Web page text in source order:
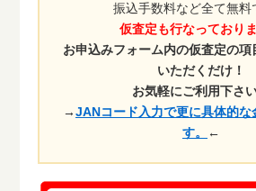
振込手数料など全て無料
仮査定も行なっておりま
お申込みフォーム内の仮査定の項
いただくだけ！
お気軽にご利用下さい
→JANコード入力で更に具体的な
す。
←